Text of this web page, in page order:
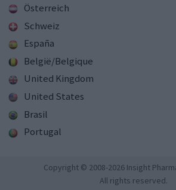
Österreich
Schweiz
España
België/Belgique
United Kingdom
United States
Brasil
Portugal
Copyright © 2008-2026 Insight
All rights reserved.